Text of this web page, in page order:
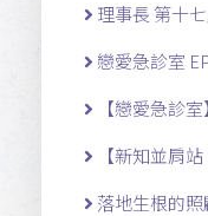
理事長 第十
戀愛急診室
【戀愛急診
【新知並肩
落地生根的